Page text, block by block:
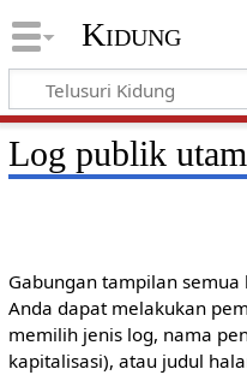
Kidung
Log publik
Gabungan tampilan
Anda dapat melakukan
memilih jenis log, nama
kapitalisasi), atau judul